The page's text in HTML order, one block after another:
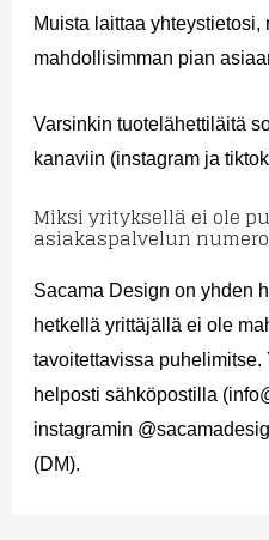
Muista laittaa yhteystietosi,
mahdollisimman pian
Varsinkin tuotelähettiläitä
kanaviin (instagram ja
Miksi yrityksellä ei ole
asiakaspalvelun
Sacama Design on yhden
hetkellä yrittäjällä ei ole
tavoitettavissa
helposti sähköpostilla
instagramin
(DM).